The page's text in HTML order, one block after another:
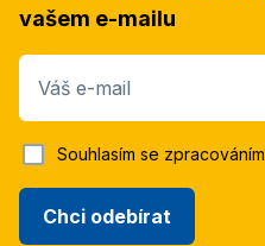
vašem e-mailu
Váš e-mail
Chci odebírat
Souhlasím se zpracováním